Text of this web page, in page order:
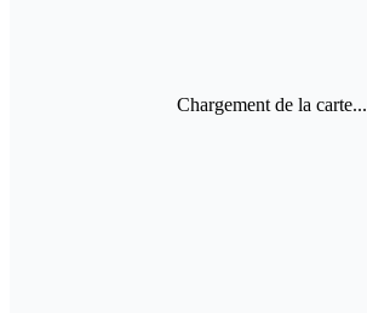
Chargement de la carte...